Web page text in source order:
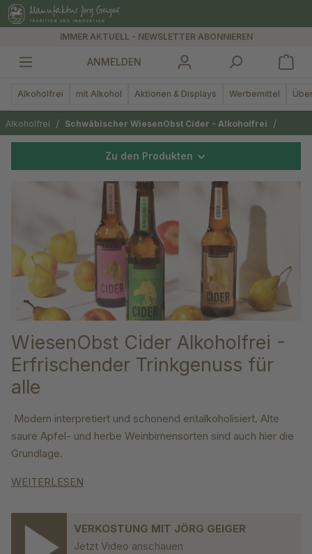
springen
IMMER AKTUELL - NEWSLETTER ABONNIEREN
ANMELDEN
Alkoholfrei mit Alkohol Aktionen & Displays Werbemittel
Alkoholfrei / Schwäbischer WiesenObst Cider - Alkoholfrei /
Zu den Produkten
WiesenObst Cider Alkoholfrei -
Erfrischender Trinkgenuss für
alle
Modern interpretiert und schonend entalkoholisiert. Alte
saure Apfel- und herbe Weinbirnensorten sind auch hier die
Grundlage.
WEITERLESEN
VERKOSTUNG MIT JÖRG GEIGER
Jetzt Video anschauen